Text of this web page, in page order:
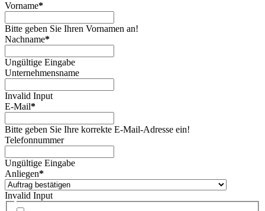
Vorname*
Bitte geben Sie Ihren Vornamen an!
Nachname*
Ungültige Eingabe
Unternehmensname
Invalid Input
E-Mail*
Bitte geben Sie Ihre korrekte E-Mail-Adresse ein!
Telefonnummer
Ungültige Eingabe
Anliegen*
Invalid Input